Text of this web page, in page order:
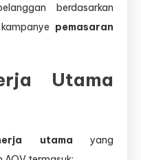
berdasarkan
pemasaran
Utama
utama yang